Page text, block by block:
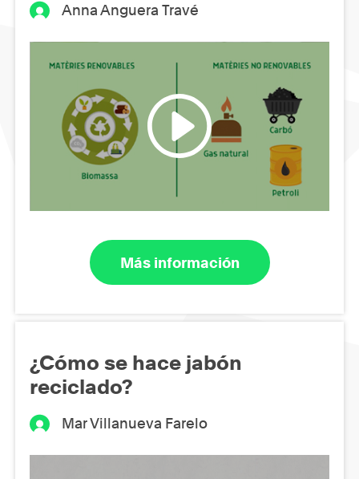
Anna Anguera Travé
Más información
¿Cómo se hace jabón
reciclado?
Mar Villanueva Farelo